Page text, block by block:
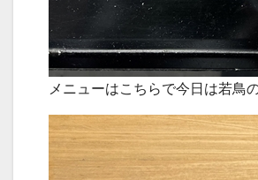
メニューはこちらで今日は若鳥